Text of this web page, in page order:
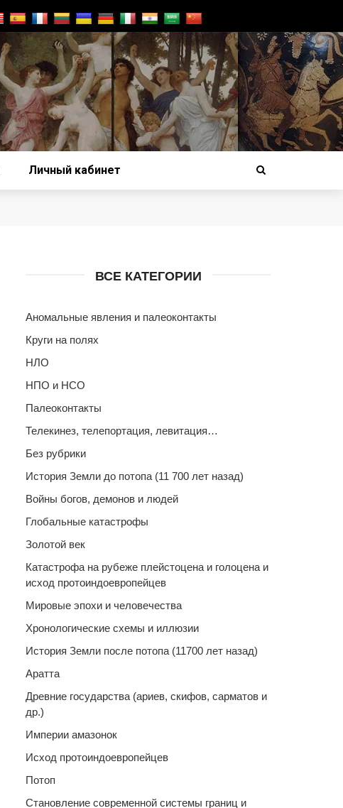
Личный кабинет
ВСЕ КАТЕГОРИИ
Аномальные явления и палеоконтакты
Круги на полях
НЛО
НПО и НСО
Палеоконтакты
Телекинез, телепортация, левитация…
Без рубрики
История Земли до потопа (11 700 лет назад)
Войны богов, демонов и людей
Глобальные катастрофы
Золотой век
Катастрофа на рубеже плейстоцена и голоцена и
исход протоиндоевропейцев
Мировые эпохи и человечества
Хронологические схемы и иллюзии
История Земли после потопа (11700 лет назад)
Аратта
Древние государства (ариев, скифов, сарматов и
др.)
Империи амазонок
Исход протоиндоевропейцев
Потоп
Становление современной системы границ и